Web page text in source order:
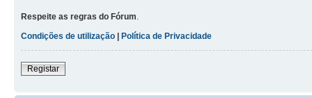
Respeite as regras do Fórum
Condições de utilização | Política de Privacidade
Registar